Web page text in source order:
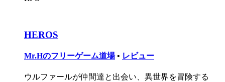
HEROS
Mr.Hのフリーゲーム道場 • レビュー
ウルファールが仲間達と出会い、異世界を冒険する